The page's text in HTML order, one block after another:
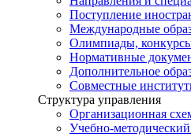
Поступление
Международные
Олимпиады,
Нормативные
Дополнительное
Совместные
Структура управления
Организационная
Учебно-методический